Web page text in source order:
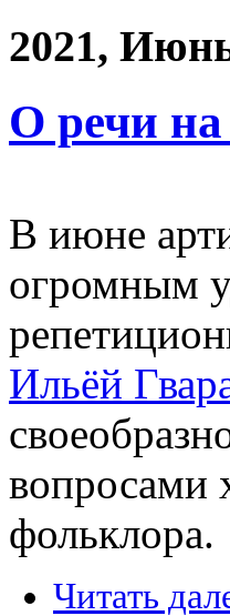
2021,
О речи
В июне
огромным
Ильёй
вопросами
фольклора.
Читать